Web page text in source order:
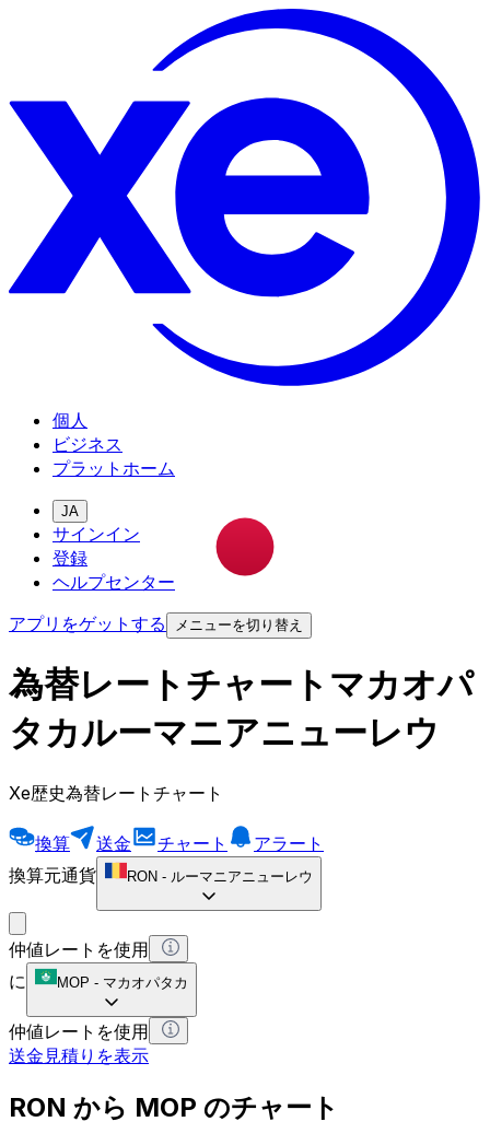
個人
ビジネス
プラットホーム
JA
サインイン
登録
ヘルプセンター
アプリをゲットする
メニューを切り替え
為替レートチャートマカオパ
タカルーマニアニューレウ
Xe歴史為替レートチャート
換算 送金 チャート
アラート
換算元通貨
RON - ルーマニアニューレウ
仲値レートを使用
に
MOP - マカオパタカ
仲値レートを使用
送金見積りを表示
RON から MOP のチャート